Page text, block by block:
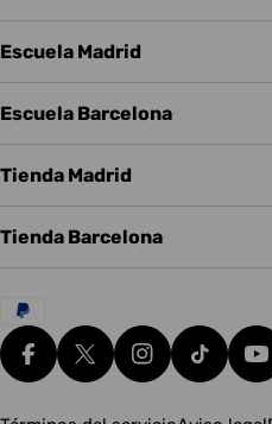
Escuela Madrid
Escuela Barcelona
Tienda Madrid
Tienda Barcelona
Métodos
de
pagoFacebookX (Twitter)Instagram
tiktok